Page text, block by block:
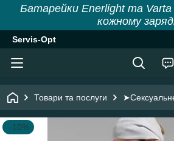
Батарейки Enerlight та
кожному
Servis-Opt
Товари та послуги
–10%